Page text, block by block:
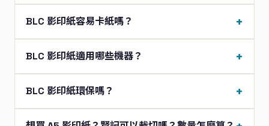
BLC 影印紙容易卡紙嗎？
BLC 影印紙適用哪些機器？
BLC 影印紙環保嗎？